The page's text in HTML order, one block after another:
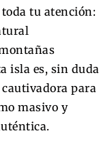
toda tu atención:
isla es, sin duda
para
masivo y